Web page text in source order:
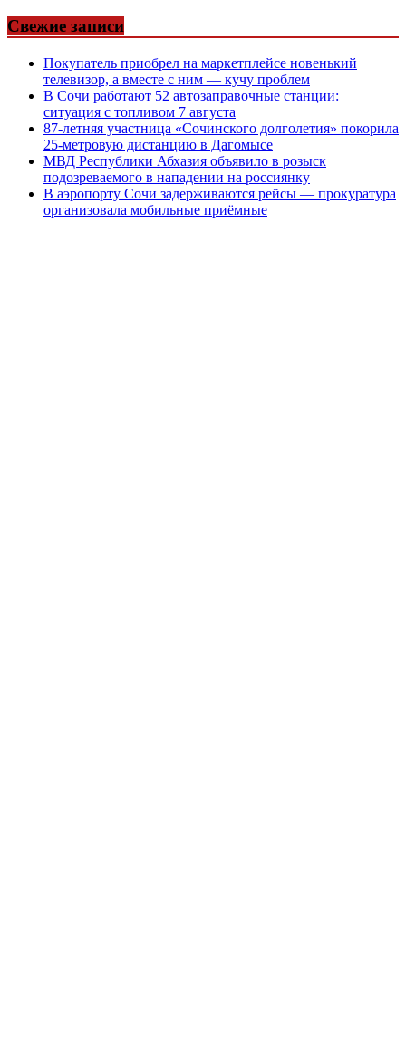
Свежие записи
Покупатель приобрел на маркетплейсе новенький
телевизор, а вместе с ним — кучу проблем
В Сочи работают 52 автозаправочные станции:
ситуация с топливом 7 августа
87-летняя участница «Сочинского долголетия» покорила
25-метровую дистанцию в Дагомысе
МВД Республики Абхазия объявило в розыск
подозреваемого в нападении на россиянку
В аэропорту Сочи задерживаются рейсы — прокуратура
организовала мобильные приёмные